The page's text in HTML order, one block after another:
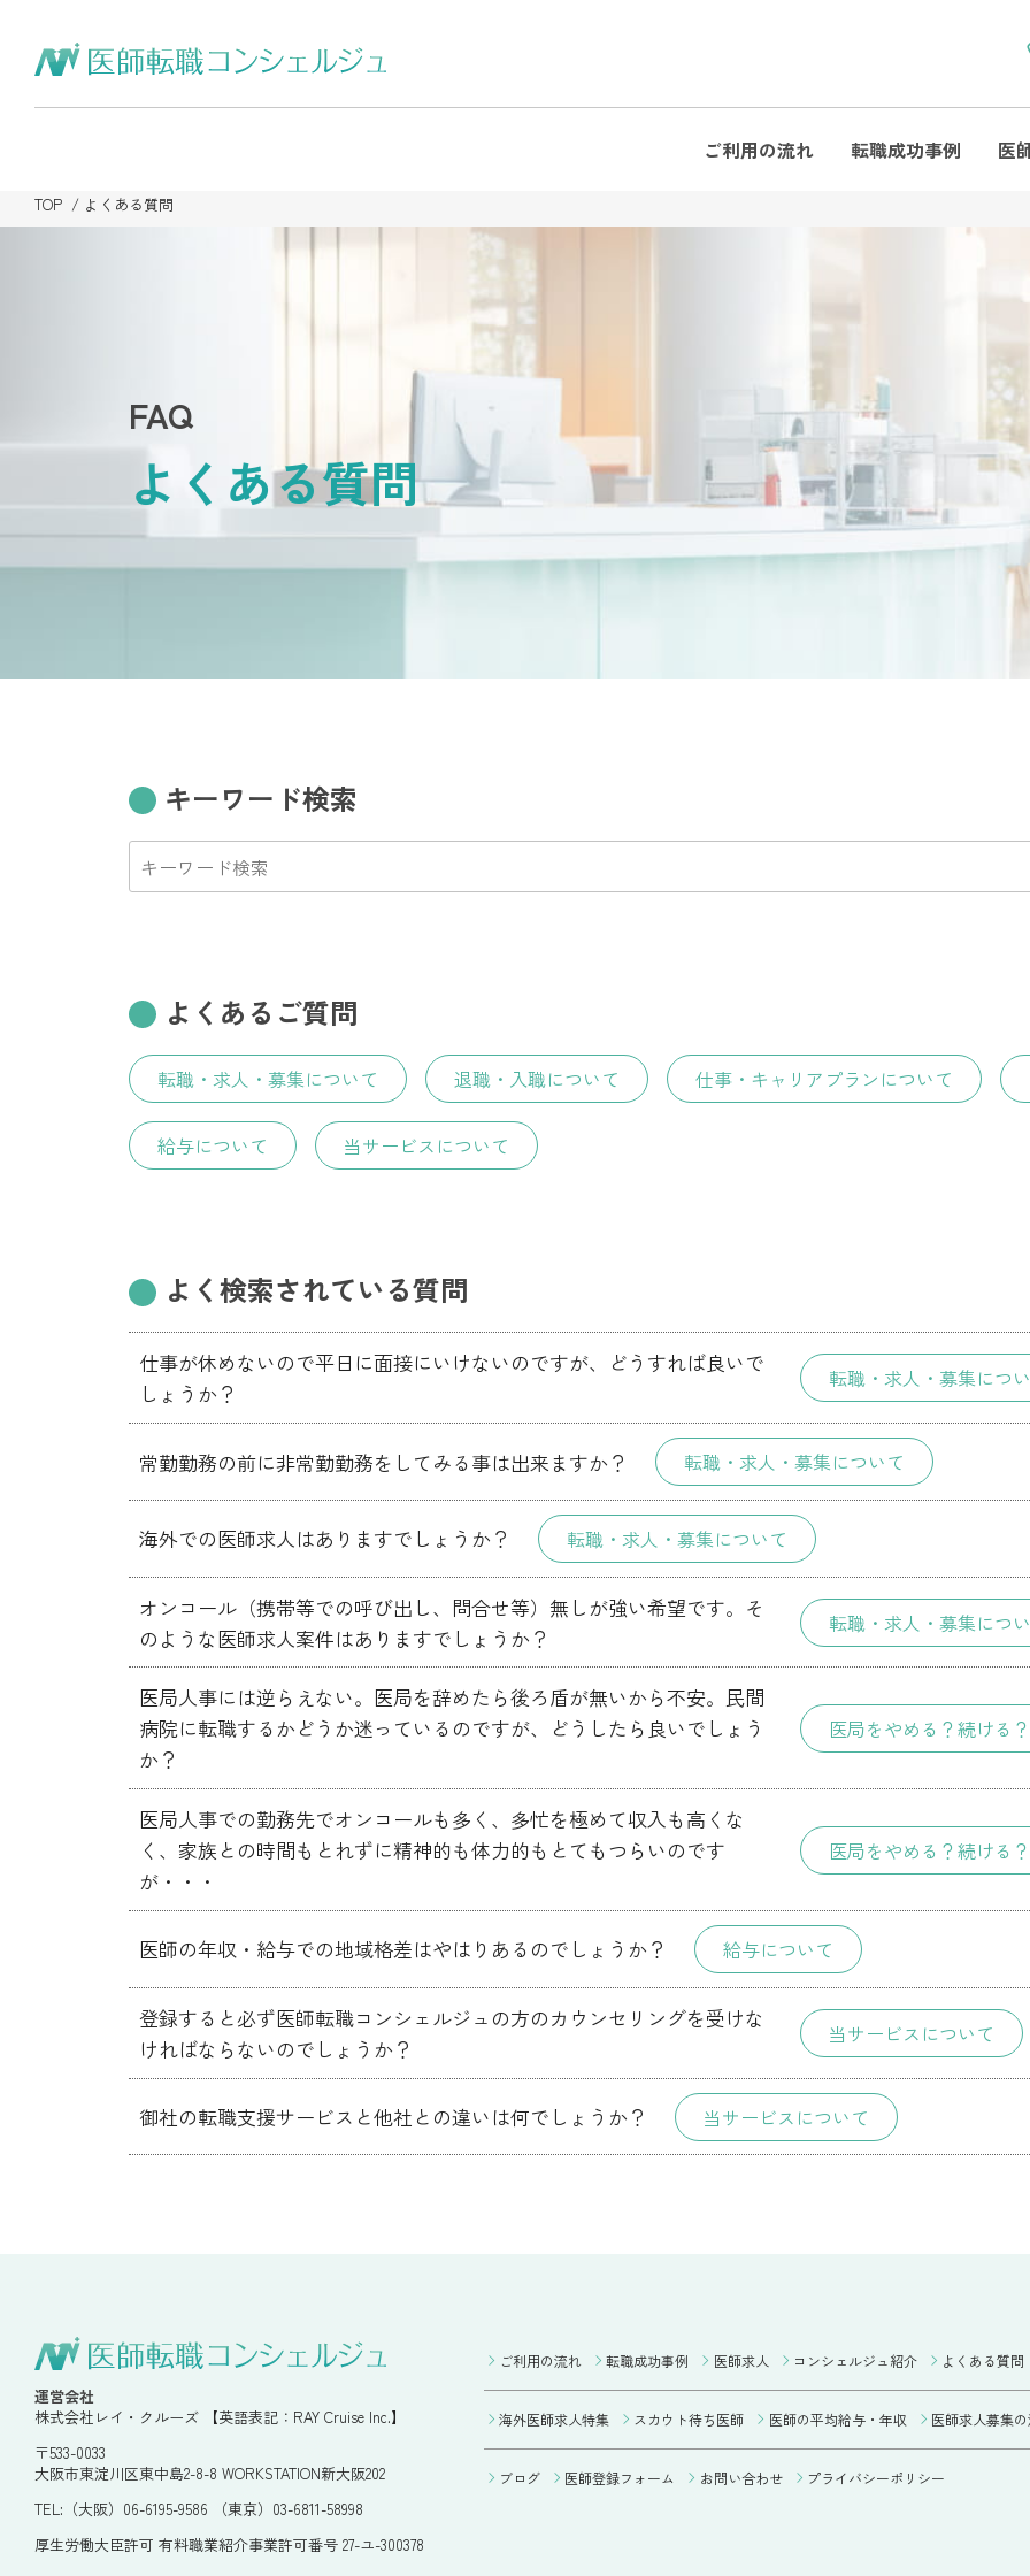
ご利用の流れ 転職成功事例 医
TOP よくある質問
FAQ
よくある質問
キーワード検索
よくあるご質問
転職・求人・募集について 退職・入職について 仕事・キャリアプランについて
給与について 当サービスについて
よく検索されている質問
仕事が休めないので平日に面接にいけないのですが、どうすれば良いで
しょうか？
転職・求人・募集につ
常勤勤務の前に非常勤勤務をしてみる事は出来ますか？ 転職・求人・募集について
海外での医師求人はありますでしょうか？ 転職・求人・募集について
オンコール（携帯等での呼び出し、問合せ等）無しが強い希望です。そ
のような医師求人案件はありますでしょうか？
転職・求人・募集につ
医局人事には逆らえない。医局を辞めたら後ろ盾が無いから不安。民間
病院に転職するかどうか迷っているのですが、どうしたら良いでしょう
か？
医局をやめる？続ける？
医局人事での勤務先でオンコールも多く、多忙を極めて収入も高くな
く、家族との時間もとれずに精神的も体力的もとてもつらいのです
が・・・
医局をやめる？続ける？
医師の年収・給与での地域格差はやはりあるのでしょうか？ 給与について
登録すると必ず医師転職コンシェルジュの方のカウンセリングを受けな
ければならないのでしょうか？
当サービスについて
御社の転職支援サービスと他社との違いは何でしょうか？ 当サービスについて
運営会社
株式会社レイ・クルーズ 【英語表記：RAY Cruise Inc.】
〒533-0033
大阪市東淀川区東中島2-8-8 WORKSTATION新大阪202
TEL:（大阪）06-6195-9586 （東京）03-6811-58998
厚生労働大臣許可 有料職業紹介事業許可番号 27-ユ-300378
ご利用の流れ 転職成功事例 医師求人 コンシェルジュ紹介 よくある質問
海外医師求人特集 スカウト待ち医師 医師の平均給与・年収 医師求人募集
ブログ 医師登録フォーム お問い合わせ プライバシーポリシー